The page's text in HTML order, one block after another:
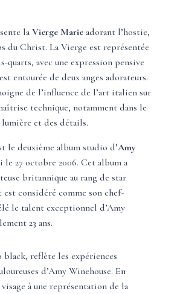
la Vierge Marieadorant l’hostie,
du Christ. La Vierge est représentée
quarts, avec une expression pensive
entourée de deux anges adorateurs.
de l’influence de l’art italien sur
technique, notamment dans le
et des détails.
le deuxième album studio d’Amy
le 27 octobre 2006. Cet album a
britannique au rang de star
considéré comme son chef-
le talent exceptionnel d’Amy
23 ans.
reflète les expériences
d’Amy Winehouse. En
à une représentation de la